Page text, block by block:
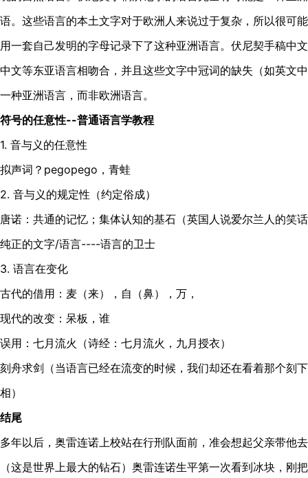
语。这些语言的本土文字对于欧洲人来说过于复杂，所以很可
用一套自己发明的字母记录下了这种亚洲语言。伏尼契手稿中
中文等东亚语言相吻合，并且这些文字中冠词的缺失（如英文
一种亚洲语言，而非欧洲语言。
符号的任意性--普通语言学教程
1. 音与义的任意性
拟声词？pegopego，青蛙
2. 音与义的规定性（约定俗成）
唐诺：共通的记忆；集体认知的基石（英国人说爱尔兰人的笑
纯正的文字/语言----语言的卫士
3. 语言在变化
古代的借用：麦（来），自（鼻），万，
现代的改变：呆板，谁
误用：七月流火（诗经：七月流火，九月授衣）
刻舟求剑（当语言已经在流变的时候，我们却还在看着那个刻
相）
结尾
多年以后，奥雷连诺上校站在行刑队面前，准会想起父亲带他
（这是世界上最大的钻石）奥雷连诺生平第一次看到冰块，刚